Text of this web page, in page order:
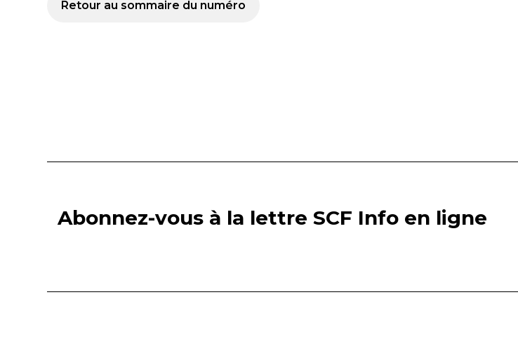
Retour au sommaire du numéro
Abonnez-vous à la lettre SCF Info en ligne